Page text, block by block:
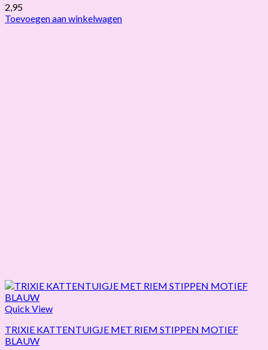
2,95
Toevoegen aan winkelwagen
Quick View
TRIXIE KATTENTUIGJE MET RIEM STIPPEN MOTIEF
BLAUW